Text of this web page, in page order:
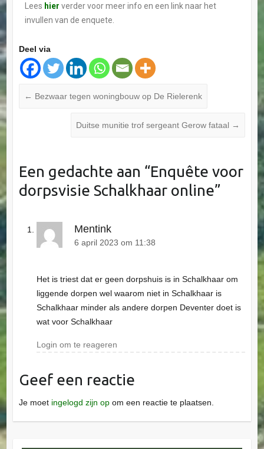
Lees hier verder voor meer info en een link naar het
invullen van de enquete.
Deel via
← Bezwaar tegen woningbouw op De Rielerenk
Duitse munitie trof sergeant Gerow fataal →
Een gedachte aan “Enquête voor
dorpsvisie Schalkhaar online”
Mentink
6 april 2023 om 11:38
Het is triest dat er geen dorpshuis is in Schalkhaar om
liggende dorpen wel waarom niet in Schalkhaar is
Schalkhaar minder als andere dorpen Deventer doet is
wat voor Schalkhaar
Login om te reageren
Geef een reactie
Je moet ingelogd zijn opom een reactie te plaatsen.